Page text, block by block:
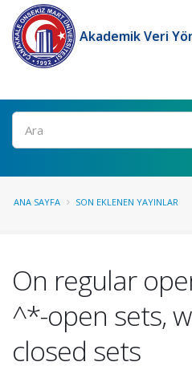
Akademik Veri
Ara
ANA SAYFA SON EKLENEN YAYINLAR
On regular
^*-open sets,
closed sets